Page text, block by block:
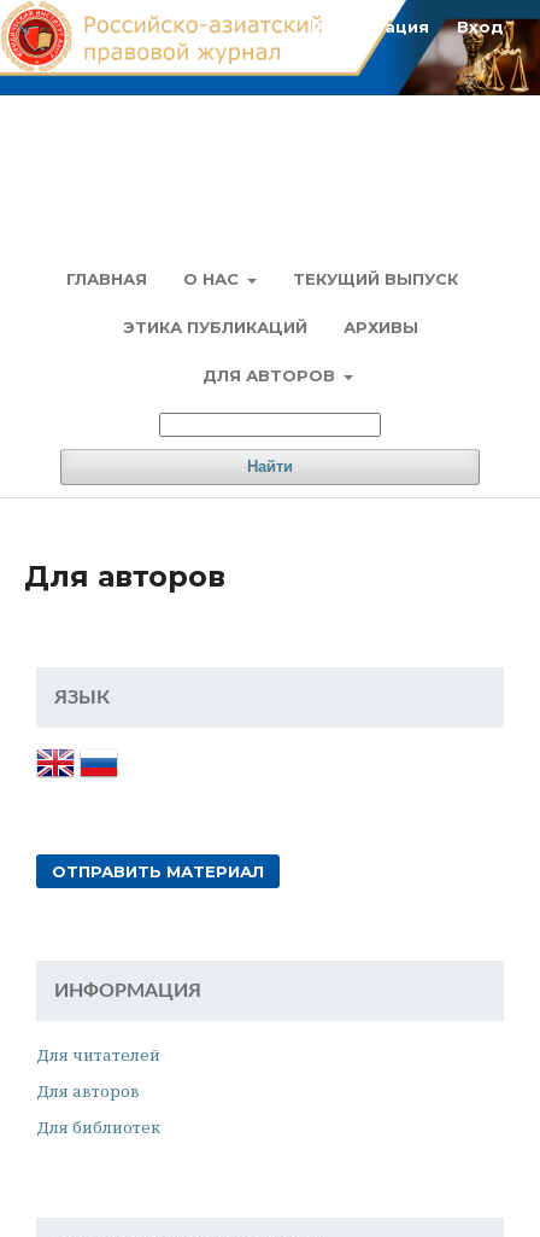
ГЛАВНАЯ О НАС ТЕКУЩИЙ ВЫПУСК
ЭТИКА ПУБЛИКАЦИЙ АРХИВЫ
ДЛЯ АВТОРОВ
Найти
Регистрация Вход
Для авторов
ЯЗЫК
ОТПРАВИТЬ МАТЕРИАЛ
ИНФОРМАЦИЯ
Для читателей
Для авторов
Для библиотек